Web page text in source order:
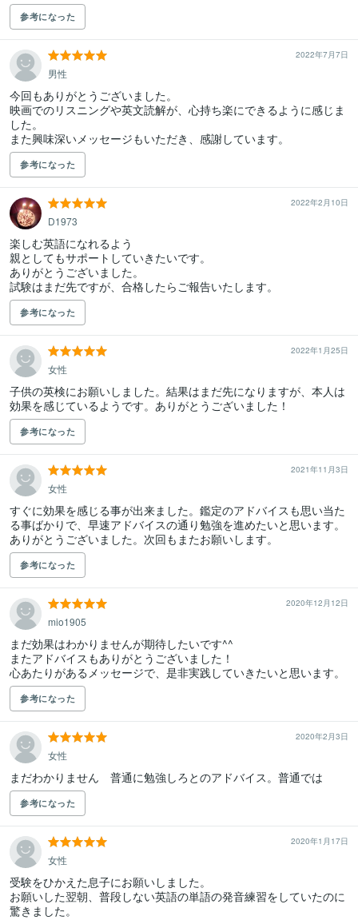
参考になった
2022年7月7日
男性
今回もありがとうございました。
映画でのリスニングや英文読解が、心持ち楽にできるように感じま
した。
また興味深いメッセージもいただき、感謝しています。
参考になった
2022年2月10日
D1973
楽しむ英語になれるよう
親としてもサポートしていきたいです。
ありがとうございました。
試験はまだ先ですが、合格したらご報告いたします。
参考になった
2022年1月25日
女性
子供の英検にお願いしました。結果はまだ先になりますが、本人は
効果を感じているようです。ありがとうございました！
参考になった
2021年11月3日
女性
すぐに効果を感じる事が出来ました。鑑定のアドバイスも思い当た
る事ばかりで、早速アドバイスの通り勉強を進めたいと思います。
ありがとうございました。次回もまたお願いします。
参考になった
2020年12月12日
mio1905
まだ効果はわかりませんが期待したいです^^
またアドバイスもありがとうございました！
心あたりがあるメッセージで、是非実践していきたいと思います。
参考になった
2020年2月3日
女性
まだわかりません　普通に勉強しろとのアドバイス。普通では
参考になった
2020年1月17日
女性
受験をひかえた息子にお願いしました。
お願いした翌朝、普段しない英語の単語の発音練習をしていたのに
驚きました。